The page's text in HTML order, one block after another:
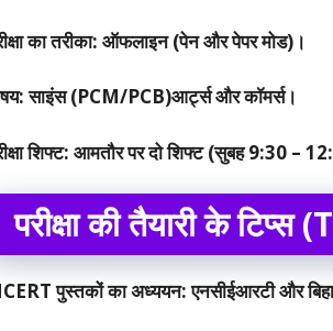
का तरीका: ऑफलाइन (पेन और पेपर मोड)।
साइंस (PCM/PCB)आर्ट्स और कॉमर्स।
शिफ्ट: आमतौर पर दो शिफ्ट (सुबह 9:30 –
परीक्षा की तैयारी के
पुस्तकों का अध्ययन: एनसीईआरटी और